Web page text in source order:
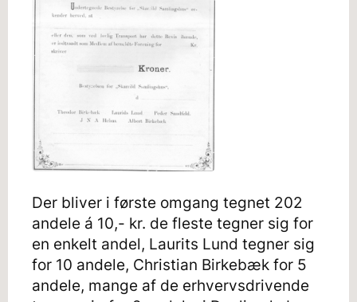
Der bliver i første omgang tegnet 202
andele á 10,- kr. de fleste tegner sig for
en enkelt andel, Laurits Lund tegner sig
for 10 andele, Christian Birkebæk for 5
andele, mange af de erhvervsdrivende